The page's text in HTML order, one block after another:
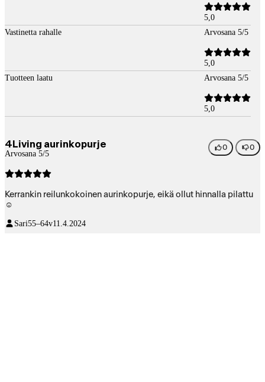
5,0
Vastinetta rahalle
Arvosana 5/5
5,0
Tuotteen laatu
Arvosana 5/5
5,0
4Living aurinkopurje
Arvosana 5/5
0 0
Kerrankin reilunkokoinen aurinkopurje, eikä ollut hinnalla pilattu
☺️
Sari55–64v11.4.2024